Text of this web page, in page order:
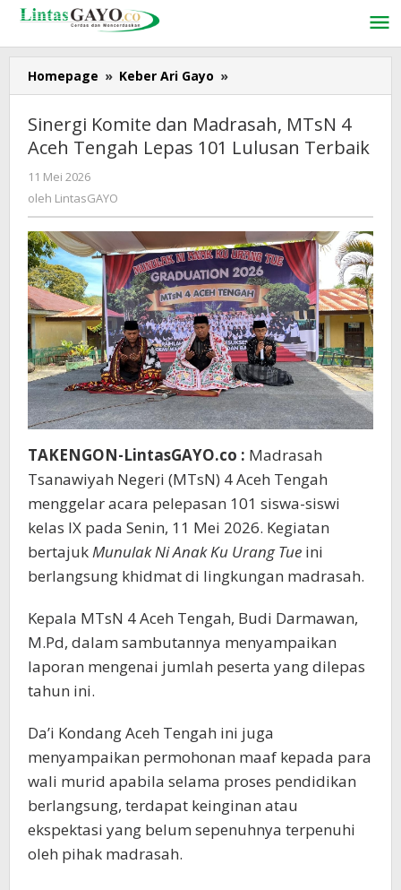
Lewati
konten
Homepage » Keber Ari Gayo »
Komite
Madrasah,
MTsN
101
Lulusan
Terbaik
Sinergi Komite dan Madrasah, MTsN 4
Aceh Tengah Lepas 101 Lulusan Terbaik
11 Mei 2026
LintasGAYO
oleh LintasGAYO
TAKENGON-LintasGAYO.co : Madrasah
Tsanawiyah Negeri (MTsN) 4 Aceh Tengah
menggelar acara pelepasan 101 siswa-siswi
kelas IX pada Senin, 11 Mei 2026. Kegiatan
bertajuk Munulak Ni Anak Ku Urang Tue ini
berlangsung khidmat di lingkungan madrasah.
Kepala MTsN 4 Aceh Tengah, Budi Darmawan,
M.Pd, dalam sambutannya menyampaikan
laporan mengenai jumlah peserta yang dilepas
tahun ini.
Da’i Kondang Aceh Tengah ini juga
menyampaikan permohonan maaf kepada para
wali murid apabila selama proses pendidikan
berlangsung, terdapat keinginan atau
ekspektasi yang belum sepenuhnya terpenuhi
oleh pihak madrasah.